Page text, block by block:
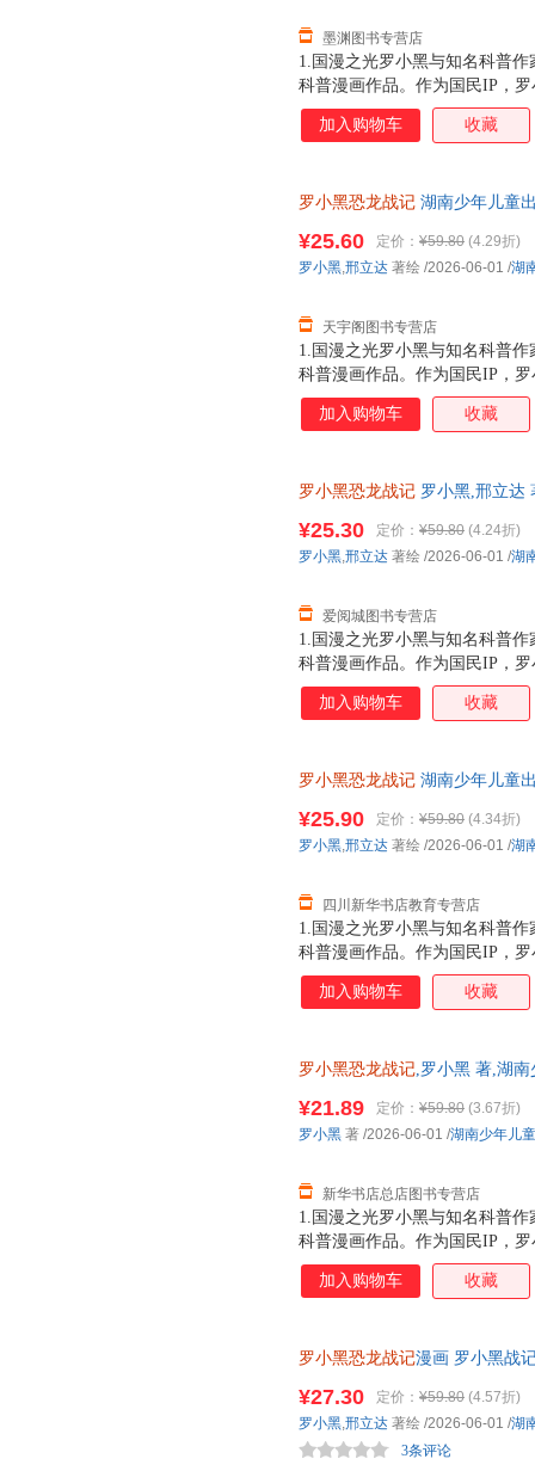
1.国漫之光罗小黑与知名科普
科普漫画作品。作为国民IP，
动画于2011年开始播放，B站
3.15亿票房，同名漫画书2015
得主，中国古生物学会科普工
20种恐龙的100+知识，兼具专
进恐龙世界，与这些史前巨兽
墨渊图书专营店
加入购物车 收藏
罗小黑恐龙战记 湖南少年儿童
1.国漫之光罗小黑与知名科普
科普漫画作品。作为国民IP，
动画于2011年开始播放，B站
3.15亿票房，同名漫画书2015
得主，中国古生物学会科普工
20种恐龙的100+知识，兼具专
进恐龙世界，与这些史前巨兽
¥25.60 定价： ¥59.80 (4.29折)
天宇阁图书专营店
罗小黑,邢立达 著绘 /2026-06-01 /湖
加入购物车 收藏
罗小黑恐龙战记 罗小黑,邢立达
1.国漫之光罗小黑与知名科普
科普漫画作品。作为国民IP，
动画于2011年开始播放，B站
3.15亿票房，同名漫画书2015
得主，中国古生物学会科普工
20种恐龙的100+知识，兼具专
进恐龙世界，与这些史前巨兽
¥25.30 定价： ¥59.80 (4.24折)
爱阅城图书专营店
罗小黑,邢立达 著绘 /2026-06-01 /湖
加入购物车 收藏
罗小黑恐龙战记 湖南少年儿童
1.国漫之光罗小黑与知名科普
科普漫画作品。作为国民IP，
动画于2011年开始播放，B站
3.15亿票房，同名漫画书2015
得主，中国古生物学会科普工
20种恐龙的100+知识，兼具专
进恐龙世界，与这些史前巨兽
¥25.90 定价： ¥59.80 (4.34折)
四川新华书店教育专营店
罗小黑,邢立达 著绘 /2026-06-01 /湖
加入购物车 收藏
罗小黑恐龙战记,罗小黑 著,湖
13284178503
1.国漫之光罗小黑与知名科普
科普漫画作品。作为国民IP，
动画于2011年开始播放，B站
3.15亿票房，同名漫画书2015
¥21.89 定价： ¥59.80 (3.67折)
新华书店总店图书专营店
罗小黑 著 /2026-06-01 /湖南少年儿
加入购物车 收藏
罗小黑恐龙战记漫画 罗小黑战
近发货，85%城市次日达，团
¥27.30 定价： ¥59.80 (4.57折)
3条评论
罗小黑,邢立达 著绘 /2026-06-01 /湖